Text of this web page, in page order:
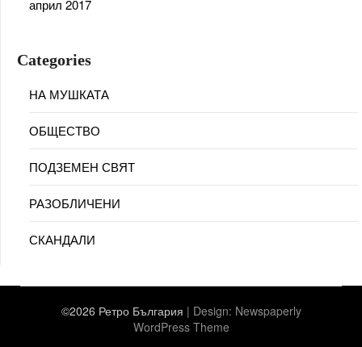
април 2017
Categories
НА МУШКАТА
ОБЩЕСТВО
ПОДЗЕМЕН СВЯТ
РАЗОБЛИЧЕНИ
СКАНДАЛИ
©2026 Ретро България | Design: Newspaperly
WordPress Theme